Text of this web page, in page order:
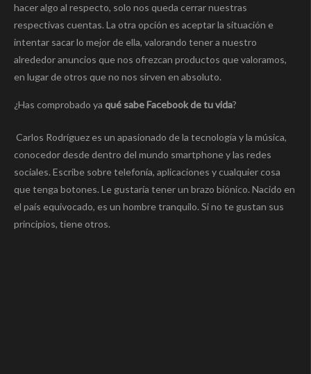
hacer algo al respecto, solo nos queda cerrar nuestras
respectivas cuentas. La otra opción es aceptar la situación e
intentar sacar lo mejor de ella, valorando tener a nuestro
alrededor anuncios que nos ofrezcan productos que valoramos,
en lugar de otros que no nos sirven en absoluto.
¿Has comprobado ya qué sabe Facebook de tu vida?
Carlos Rodríguez es un apasionado de la tecnología y la música,
conocedor desde dentro del mundo smartphone y las redes
sociales. Escribe sobre telefonía, aplicaciones y cualquier cosa
que tenga botones. Le gustaría tener un brazo biónico. Nacido en
el país equivocado, es un hombre tranquilo. Si no te gustan sus
principios, tiene otros.